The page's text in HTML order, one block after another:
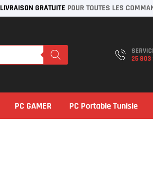
LIVRAISON GRATUITE POUR TOUTES LES
25 803
PC GAMER PC Portable Tunisie